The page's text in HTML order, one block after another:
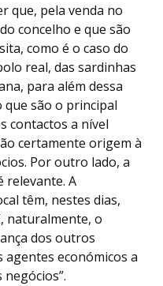
que, pela venda no
concelho e que são
como é o caso do
real, das sardinhas
para além dessa
que são o principal
contactos a nível
certamente origem à
Por outro lado, a
relevante. A
têm, nestes dias,
naturalmente, o
dos outros
económicos a